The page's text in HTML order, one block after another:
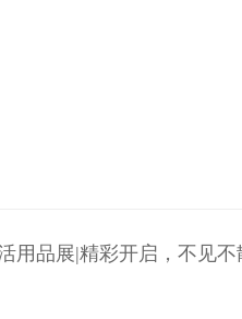
用品展|精彩开启，不见不